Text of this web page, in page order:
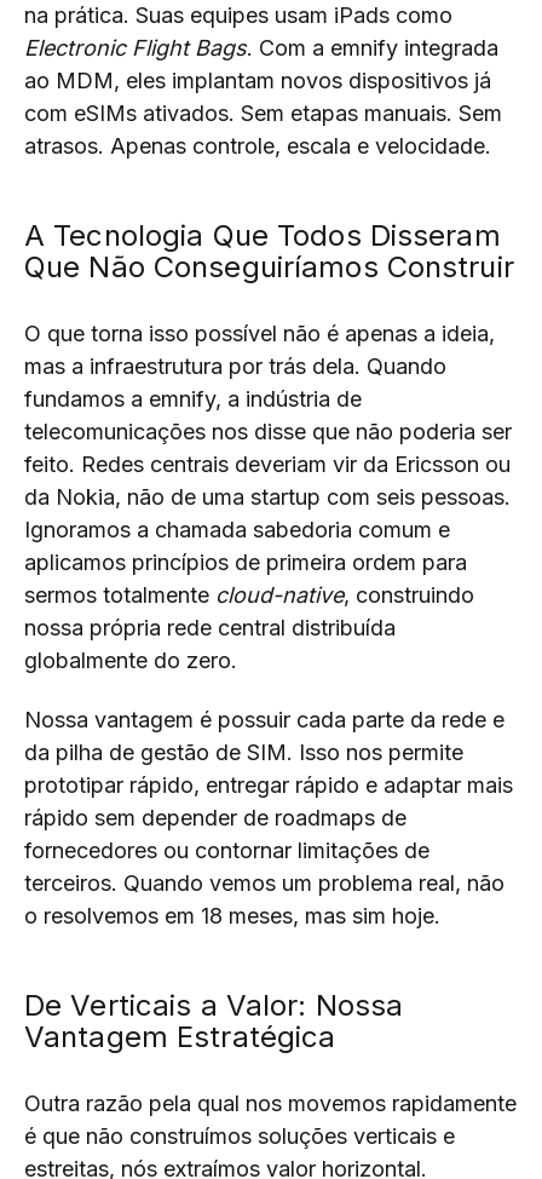
na prática. Suas equipes usam iPads como
Electronic Flight Bags. Com a emnify integrada
ao MDM, eles implantam novos dispositivos já
com eSIMs ativados. Sem etapas manuais. Sem
atrasos. Apenas controle, escala e velocidade.
A Tecnologia Que Todos Disseram
Que Não Conseguiríamos Construir
O que torna isso possível não é apenas a ideia,
mas a infraestrutura por trás dela. Quando
fundamos a emnify, a indústria de
telecomunicações nos disse que não poderia ser
feito. Redes centrais deveriam vir da Ericsson ou
da Nokia, não de uma startup com seis pessoas.
Ignoramos a chamada sabedoria comum e
aplicamos princípios de primeira ordem para
sermos totalmente cloud-native, construindo
nossa própria rede central distribuída
globalmente do zero.
Nossa vantagem é possuir cada parte da rede e
da pilha de gestão de SIM. Isso nos permite
prototipar rápido, entregar rápido e adaptar mais
rápido sem depender de roadmaps de
fornecedores ou contornar limitações de
terceiros. Quando vemos um problema real, não
o resolvemos em 18 meses, mas sim hoje.
De Verticais a Valor: Nossa
Vantagem Estratégica
Outra razão pela qual nos movemos rapidamente
é que não construímos soluções verticais e
estreitas, nós extraímos valor horizontal.